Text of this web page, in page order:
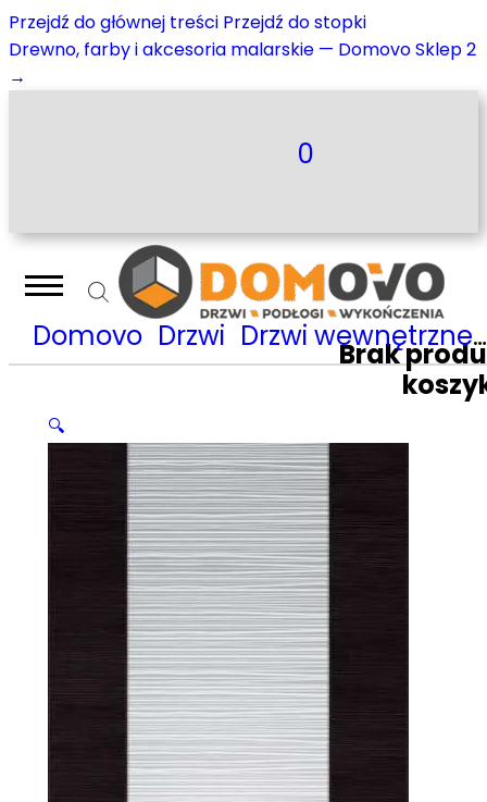
Przejdź do głównej treści Przejdź do stopki
Drewno, farby i akcesoria malarskie — Domovo Sklep 2
→
0
Brak
Domovo Drzwi Drzwi wewnętrzne
🔍